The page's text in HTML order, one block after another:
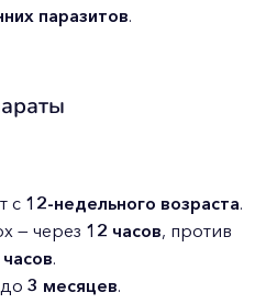
паразитов.
с 12-недельного возраста.
— через 12 часов, против
.
3 месяцев.